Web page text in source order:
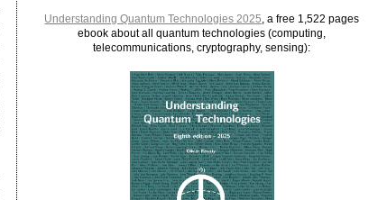
Understanding Quantum Technologies 2025 , a free 1,522 pages
ebook about all quantum technologies (computing,
telecommunications, cryptography, sensing):